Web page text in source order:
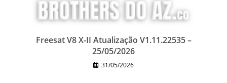
Freesat V8 X-II Atualização V1.11.22535 –
25/05/2026
31/05/2026